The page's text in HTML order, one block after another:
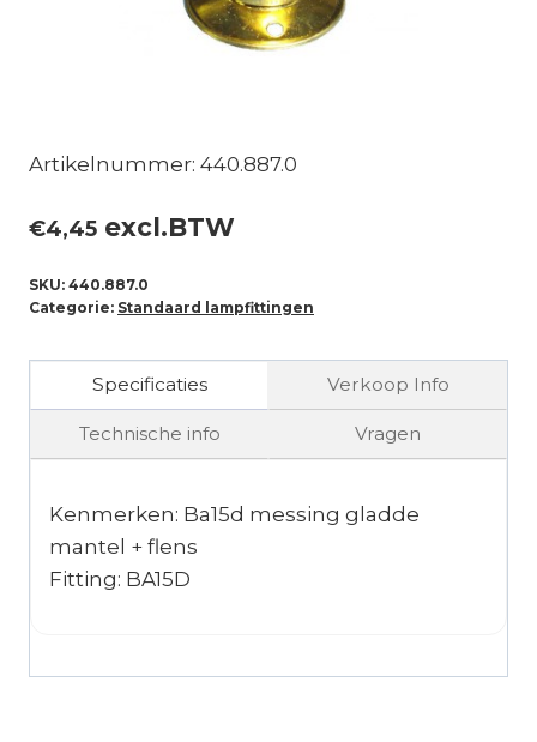
Artikelnummer: 440.887.0
€4,45 excl.BTW
SKU: 440.887.0
Categorie: Standaard lampfittingen
Specificaties Verkoop Info
Technische info Vragen
Kenmerken: Ba15d messing gladde
mantel + flens
Fitting: BA15D